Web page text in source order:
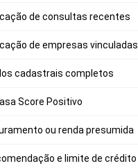
de consultas recentes
de empresas vinculadas
cadastrais completos
Score Positivo
ou renda presumida
e limite de crédito